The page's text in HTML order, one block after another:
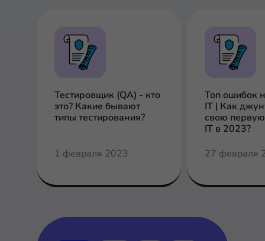
Тестировщик (QA) - кто
это? Какие бывают
типы тестирования?
1 февраля 2023
Топ ошибок
IT | Как
свою
IT в 2023?
27 февраля